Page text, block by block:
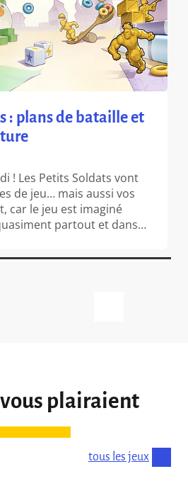
: plans de bataille et
! Les Petits Soldats vont
de jeu… mais aussi vos
car le jeu est imaginé
partout et dans
pouvoir faire la bagarre
plairaient
tous les jeux